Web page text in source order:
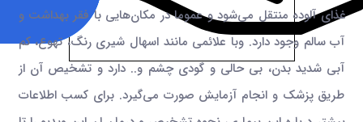
غذای آلوده منتقل می‌شود و عموما در مکان‌هایی با فقر بهداشت و
آب سالم وجود دارد. وبا علائمی مانند اسهال شیری رنگ، تهوع، کم
آبی شدید بدن، بی حالی و گودی چشم و.. دارد و تشخیص آن از
طریق پزشک و انجام آزمایش صورت می‌گیرد. برای کسب اطلاعات